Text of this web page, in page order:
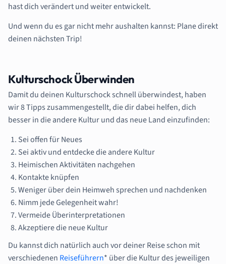
hast dich verändert und weiter entwickelt.
Und wenn du es gar nicht mehr aushalten kannst: Plane direkt
deinen nächsten Trip!
Kulturschock Überwinden
Damit du deinen Kulturschock schnell überwindest, haben
wir 8 Tipps zusammengestellt, die dir dabei helfen, dich
besser in die andere Kultur und das neue Land einzufinden:
Sei offen für Neues
Sei aktiv und entdecke die andere Kultur
Heimischen Aktivitäten nachgehen
Kontakte knüpfen
Weniger über dein Heimweh sprechen und nachdenken
Nimm jede Gelegenheit wahr!
Vermeide Überinterpretationen
Akzeptiere die neue Kultur
Du kannst dich natürlich auch vor deiner Reise schon mit
verschiedenen Reiseführern* über die Kultur des jeweiligen